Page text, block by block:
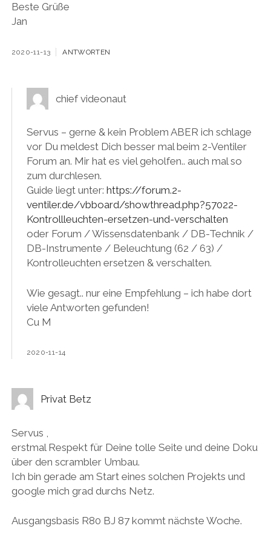
Beste Grüße
Jan
2020-11-13 ANTWORTEN
chief videonaut
Servus – gerne & kein Problem ABER ich schlage
vor Du meldest Dich besser mal beim 2-Ventiler
Forum an. Mir hat es viel geholfen.. auch mal so
zum durchlesen.
Guide liegt unter: https://forum.2-
ventiler.de/vbboard/showthread.php?57022-
Kontrollleuchten-ersetzen-und-verschalten
oder Forum / Wissensdatenbank / DB-Technik /
DB-Instrumente / Beleuchtung (62 / 63) /
Kontrolleuchten ersetzen & verschalten.
Wie gesagt.. nur eine Empfehlung – ich habe dort
viele Antworten gefunden!
Cu M
2020-11-14
Privat Betz
Servus ,
erstmal Respekt für Deine tolle Seite und deine Doku
über den scrambler Umbau.
Ich bin gerade am Start eines solchen Projekts und
google mich grad durchs Netz.
Ausgangsbasis R80 BJ 87 kommt nächste Woche.